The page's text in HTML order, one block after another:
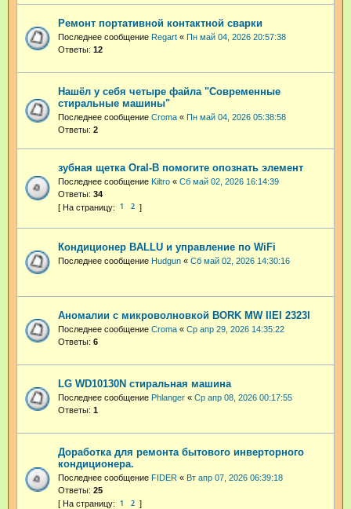
Ремонт портативной контактной сварки
Последнее сообщение Regart « Пн май 04, 2026 20:57:38
Ответы: 12
Нашёл у себя четыре файла "Современные
стиральные машины"
Последнее сообщение Croma « Пн май 04, 2026 05:38:58
Ответы: 2
зубная щетка Oral-B помогите опознать элемент
Последнее сообщение Kiltro « Сб май 02, 2026 16:14:39
Ответы: 34
1 2
Кондиционер BALLU и управление по WiFi
Последнее сообщение Hudgun « Сб май 02, 2026 14:30:16
Аномалии с микроволновкой BORK MW IIEI 2323I
Последнее сообщение Croma « Ср апр 29, 2026 14:35:22
Ответы: 6
LG WD10130N стиральная машина
Последнее сообщение Phlanger « Ср апр 08, 2026 00:17:55
Ответы: 1
Доработка для ремонта бытового инверторного
кондиционера.
Последнее сообщение FIDER « Вт апр 07, 2026 06:39:18
Ответы: 25
1 2